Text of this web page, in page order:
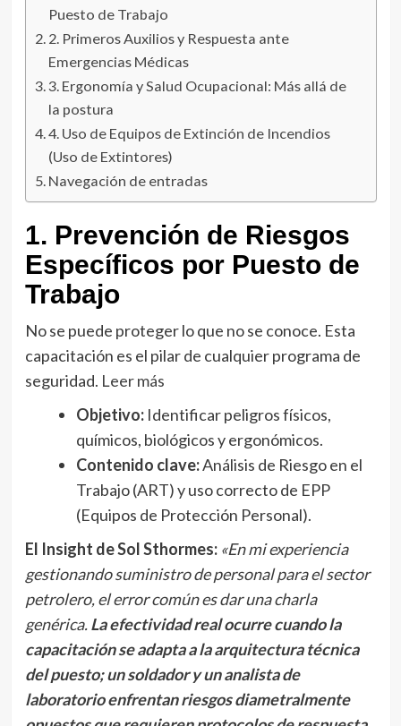
Puesto de Trabajo
2. Primeros Auxilios y Respuesta ante
Emergencias Médicas
3. Ergonomía y Salud Ocupacional: Más allá de
la postura
4. Uso de Equipos de Extinción de Incendios
(Uso de Extintores)
Navegación de entradas
1. Prevención de Riesgos
Específicos por Puesto de
Trabajo
No se puede proteger lo que no se conoce. Esta
capacitación es el pilar de cualquier programa de
seguridad. Leer más
Objetivo:Identificar peligros físicos,
químicos, biológicos y ergonómicos.
Contenido clave:Análisis de Riesgo en el
Trabajo (ART) y uso correcto de EPP
(Equipos de Protección Personal).
El Insight de Sol Sthormes: «En mi experiencia
gestionando suministro de personal para el sector
petrolero, el error común es dar una charla
genérica.La efectividad real ocurre cuando la
capacitación se adapta a la arquitectura técnica
del puesto; un soldador y un analista de
laboratorio enfrentan riesgos diametralmente